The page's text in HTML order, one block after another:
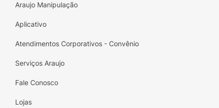
Araujo Manipulação
Aplicativo
Atendimentos Corporativos - Convênio
Serviços Araujo
Fale Conosco
Lojas